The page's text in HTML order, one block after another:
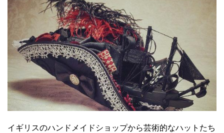
イギリスのハンドメイドショップから芸術的なハットたち